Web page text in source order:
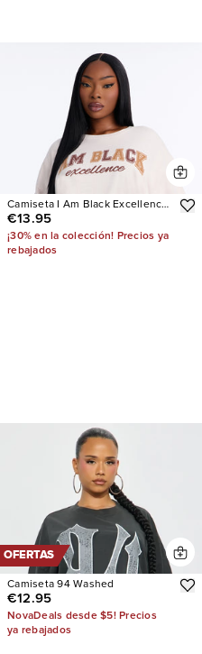
Camiseta I Am Black Excellence
Washed
€13.95
¡30% en la colección! Precios ya
rebajados
OFERTAS
Camiseta 94 Washed
€12.95
NovaDeals desde $5! Precios
ya rebajados